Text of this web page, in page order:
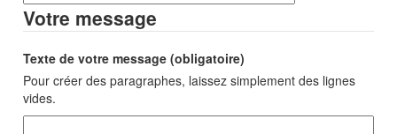
Votre message
Texte de votre message (obligatoire)
Pour créer des paragraphes, laissez simplement des lignes
vides.